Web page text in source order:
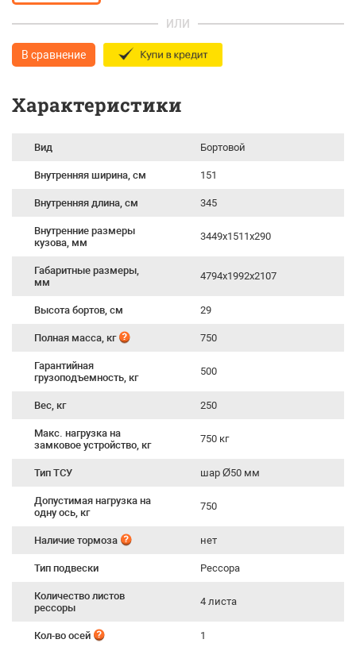
ИЛИ
В сравнение
Характеристики
Вид Бортовой
Внутренняя ширина, см 151
Внутренняя длина, см 345
Внутренние размеры
кузова, мм
3449х1511х290
Габаритные размеры,
мм
4794х1992х2107
Высота бортов, см 29
Полная масса, кг 750
Гарантийная
грузоподъемность, кг
500
Вес, кг 250
Макс. нагрузка на
замковое устройство, кг
750 кг
Тип ТСУ шар Ø50 мм
Допустимая нагрузка на
одну ось, кг
750
Наличие тормоза нет
Тип подвески Рессора
Количество листов
рессоры
4 листа
Кол-во осей 1